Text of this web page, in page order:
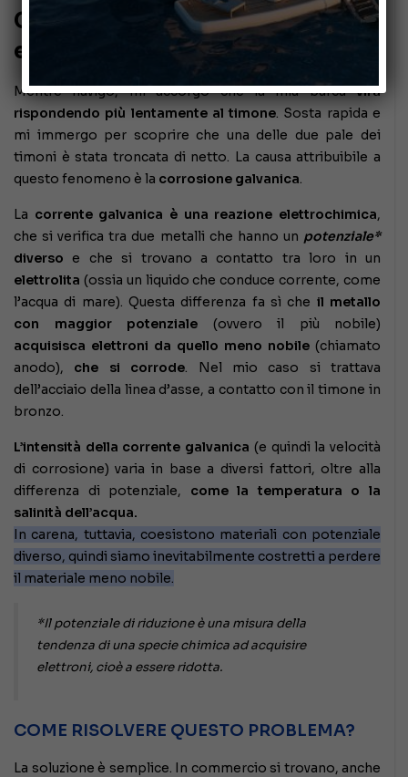
Corrosione galvanica: che cos’è
e come prevenirla
Mentre navigo, mi accorgo che la mia barcavira
rispondendo più lentamente al timone. Sosta rapida e
mi immergo per scoprire che una delle due pale dei
timoni è stata troncata di netto. La causa attribuibile a
questo fenomeno è la corrosione galvanica.
La corrente galvanica è una reazione elettrochimica,
che si verifica tra due metalli che hanno un potenziale*
diverso e che si trovano a contatto tra loro in un
elettrolita (ossia un liquido che conduce corrente, come
l’acqua di mare). Questa differenza fa sì che il metallo
con maggior potenziale (ovvero il più nobile)
acquisisca elettroni da quello meno nobile (chiamato
anodo), che si corrode. Nel mio caso si trattava
dell’acciaio della linea d’asse, a contatto con il timone in
bronzo.
L’intensità della corrente galvanica (e quindi la velocità
di corrosione) varia in base a diversi fattori, oltre alla
differenza di potenziale, come la temperatura o la
salinità dell’acqua.
In carena, tuttavia, coesistono materiali con potenziale
diverso, quindi siamo inevitabilmente costretti a perdere
il materiale meno nobile.
*Il potenziale di riduzione è una misura della
tendenza di una specie chimica ad acquisire
elettroni, cioè a essere ridotta.
COME RISOLVERE QUESTO PROBLEMA?
La soluzione è semplice. In commercio si trovano, anche